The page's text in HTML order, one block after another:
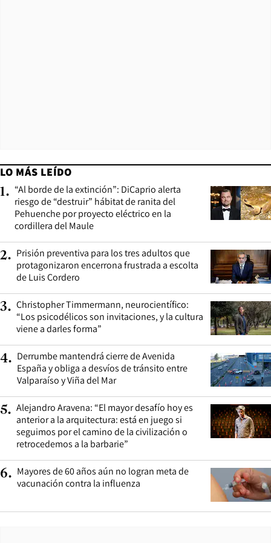
LO MÁS LEÍDO
1. “Al borde de la extinción”: DiCaprio alerta
riesgo de “destruir” hábitat de ranita del
Pehuenche por proyecto eléctrico en la
cordillera del Maule
2. Prisión preventiva para los tres adultos que
protagonizaron encerrona frustrada a escolta
de Luis Cordero
3. Christopher Timmermann, neurocientífico:
“Los psicodélicos son invitaciones, y la cultura
viene a darles forma”
4. Derrumbe mantendrá cierre de Avenida
España y obliga a desvíos de tránsito entre
Valparaíso y Viña del Mar
5. Alejandro Aravena: “El mayor desafío hoy es
anterior a la arquitectura: está en juego si
seguimos por el camino de la civilización o
retrocedemos a la barbarie”
6. Mayores de 60 años aún no logran meta de
vacunación contra la influenza